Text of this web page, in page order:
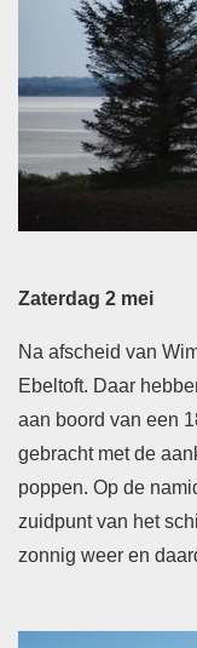
Zaterdag 2 mei
Na afscheid van
Ebeltoft. Daar
aan boord van een
gebracht met de
poppen. Op de
zuidpunt van het
zonnig weer en